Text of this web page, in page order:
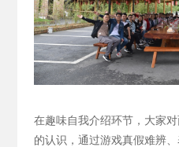
在趣味自我介绍环节，大家
的认识，通过游戏真假难辨